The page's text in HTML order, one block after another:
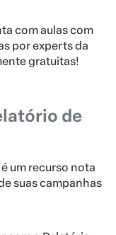
com aulas com
por experts da
gratuitas!
de
um recurso nota
suas campanhas